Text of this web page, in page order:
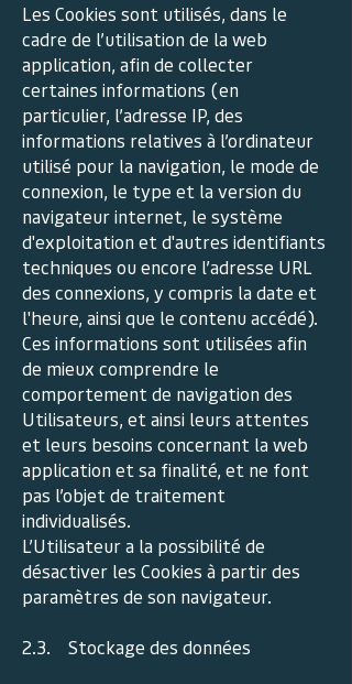
Les Cookies sont utilisés, dans le
cadre de l’utilisation de la web
application, afin de collecter
certaines informations (en
particulier, l’adresse IP, des
informations relatives à l’ordinateur
utilisé pour la navigation, le mode de
connexion, le type et la version du
navigateur internet, le système
d'exploitation et d'autres identifiants
techniques ou encore l’adresse URL
des connexions, y compris la date et
l'heure, ainsi que le contenu accédé).
Ces informations sont utilisées afin
de mieux comprendre le
comportement de navigation des
Utilisateurs, et ainsi leurs attentes
et leurs besoins concernant la web
application et sa finalité, et ne font
pas l’objet de traitement
individualisés.
L’Utilisateur a la possibilité de
désactiver les Cookies à partir des
paramètres de son navigateur.
2.3. Stockage des données